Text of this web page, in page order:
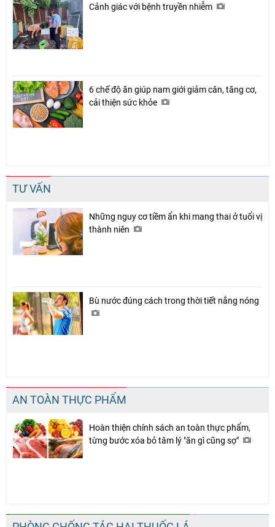
Cảnh giác với bệnh truyền nhiễm
6 chế độ ăn giúp nam giới giảm cân, tăng cơ,
cải thiện sức khỏe
TƯ VẤN
Những nguy cơ tiềm ẩn khi mang thai ở tuổi vị
thành niên
Bù nước đúng cách trong thời tiết nắng nóng
AN TOÀN THỰC PHẨM
Hoàn thiện chính sách an toàn thực phẩm,
từng bước xóa bỏ tâm lý "ăn gì cũng sợ"